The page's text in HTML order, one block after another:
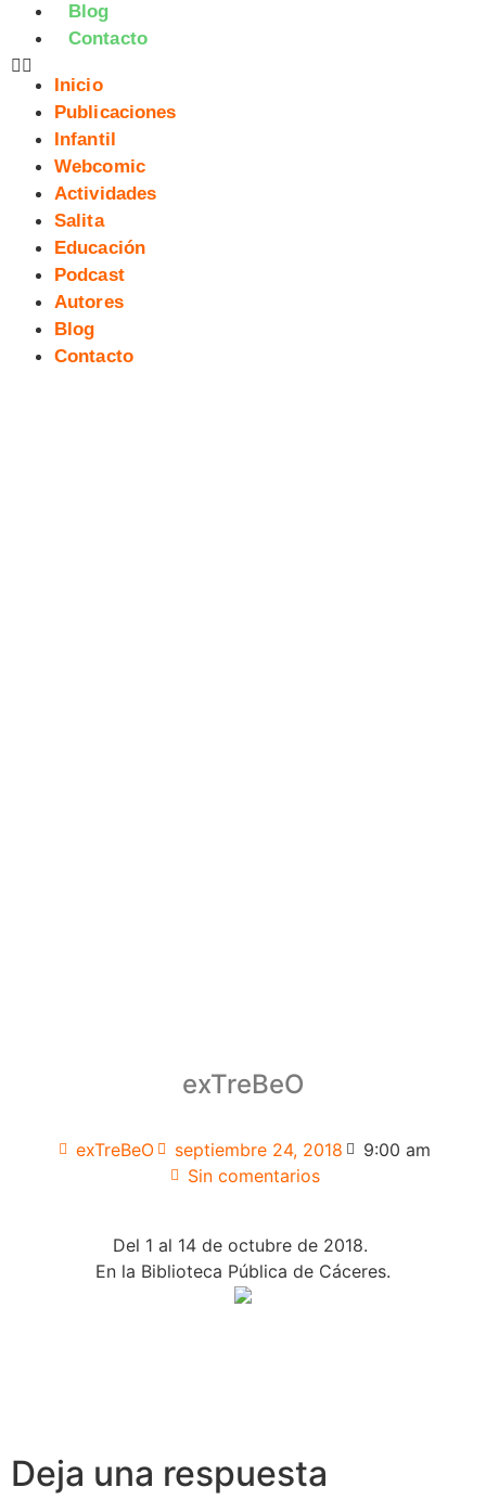
Blog
Contacto
Inicio
Publicaciones
Infantil
Webcomic
Actividades
Salita
Educación
Podcast
Autores
Blog
Contacto
exTreBeO
exTreBeO septiembre 24, 2018
9:00 am
Sin comentarios
Del 1 al 14 de octubre de 2018.
En la Biblioteca Pública de Cáceres.
Deja una respuesta